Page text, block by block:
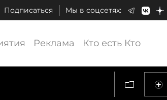
Подписаться Мы в соцсетях:
Реклама Кто есть Кто